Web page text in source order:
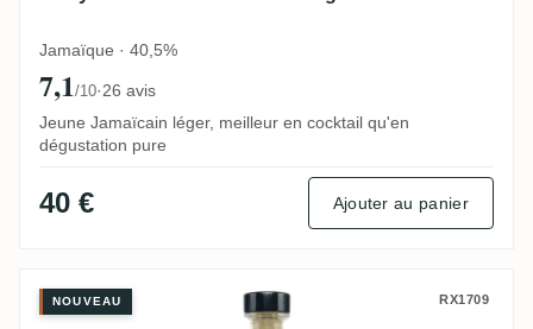
Jamaïque · 40,5%
7,1/10·26 avis
Jeune Jamaïcain léger, meilleur en cocktail qu'en
dégustation pure
40 € Ajouter au panier
Spirits of Old Man Rum Project Two
NOUVEAU RX1709